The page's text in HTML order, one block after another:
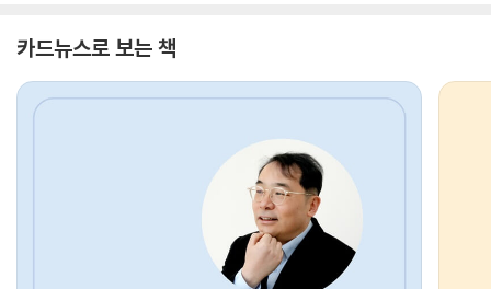
카드뉴스로 보는 책